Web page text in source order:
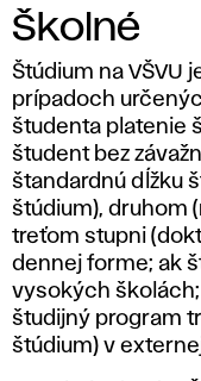
Školné
Štúdium na VŠVU
prípadoch
študenta platenie
študent bez
štandardnú dĺžku
štúdium), druhom
treťom stupni
dennej forme; ak
vysokých
študijný program
štúdium) v